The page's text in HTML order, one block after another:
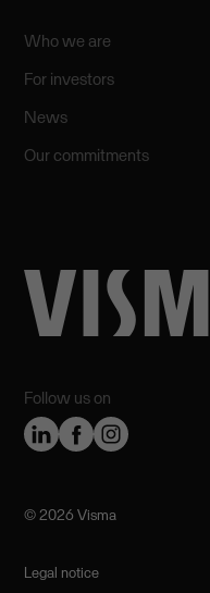
Follow us on
Who we are
For investors
News
Our commitments
©️ 2026 Visma
Legal notice